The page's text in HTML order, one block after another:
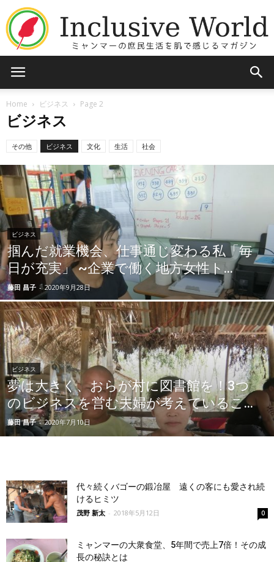
Home ビジネス Page 2
ビジネス
その他 ビジネス 文化 生活 社会
ビジネス
掴んだ就業機会、仕事通じ変わる私「毎
日が充実」 ~企業で働く地方女性ト...
藤田 昌子 - 2020年9月28日
ビジネス
夢は大きく、おらが村に図書館を！3つ
のビジネスを営む夫婦が考えているこ...
藤田 昌子 - 2020年7月10日
代々続くバゴーの鍛冶屋 遠くの客にも愛され続
けるヒミツ
茂野 新太 - 2018年5月12日 0
ミャンマーの大衆食堂、5年間で売上7倍！その成
長の秘訣とは